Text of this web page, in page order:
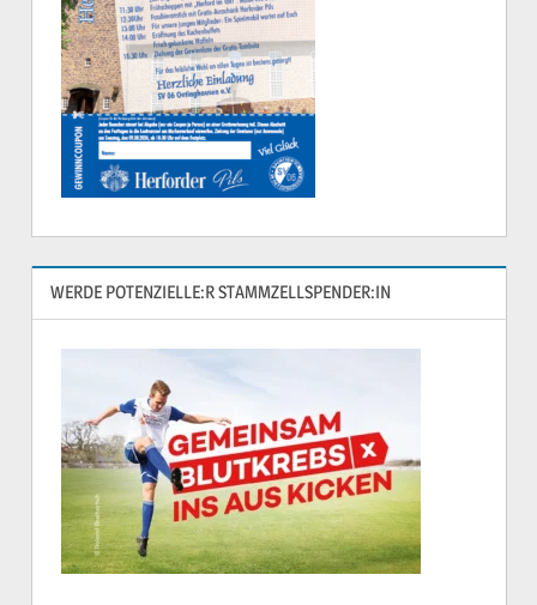
WERDE POTENZIELLE:R STAMMZELLSPENDER:IN